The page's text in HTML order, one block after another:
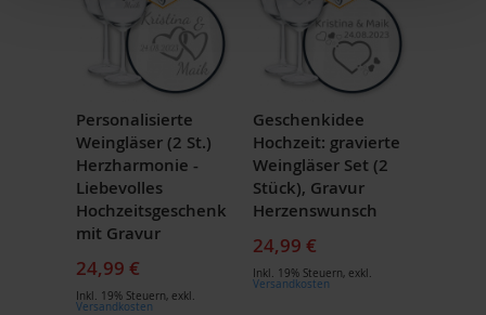
Personalisierte
Weingläser (2 St.)
Herzharmonie -
Liebevolles
Hochzeitsgeschenk
mit Gravur
24,99 €
Inkl. 19% Steuern, exkl.
Versandkosten
Geschenkidee
Hochzeit: gravierte
Weingläser Set (2
Stück), Gravur
Herzenswunsch
24,99 €
Inkl. 19% Steuern, exkl.
Versandkosten